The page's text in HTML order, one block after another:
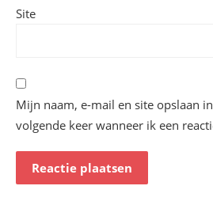
Site
Mijn naam, e-mail en site opslaan
volgende keer wanneer ik een